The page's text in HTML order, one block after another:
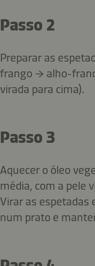
Passo 2
Preparar as
frango → alho-
virada para cima).
Passo 3
Aquecer o óleo
média, com a pele
Virar as espetadas
num prato e